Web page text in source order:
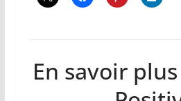
En savoir